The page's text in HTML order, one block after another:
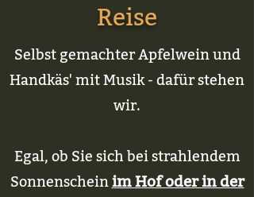
Reise
Selbst gemachterApfelwein und
Handkäs' mit Musik - dafür stehen
wir.
Egal, ob Sie sich bei strahlendem
Sonnenscheinim Hof oder in der